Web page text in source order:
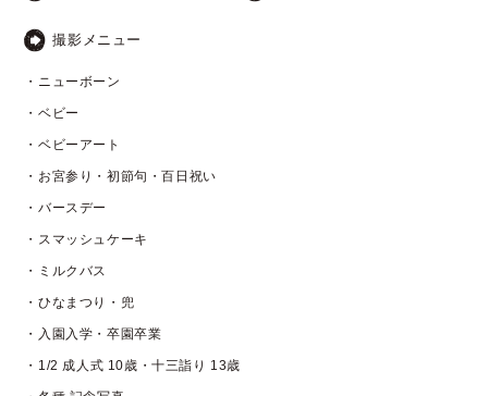
撮影メニュー
・ニューボーン
・ベビー
・ベビーアート
・お宮参り・初節句・百日祝い
・バースデー
・スマッシュケーキ
・ミルクバス
・ひなまつり・兜
・入園入学・卒園卒業
・1/2 成人式 10歳・十三詣り 13歳